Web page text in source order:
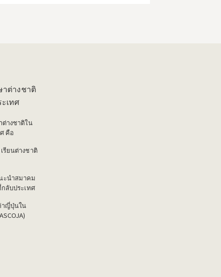
ต่างชาติ
เทศ
างชาติใน
คือ
รียนต่างชาติ
ะนำสมาคม
ลับประเทศ
าญี่ปุ่นใน